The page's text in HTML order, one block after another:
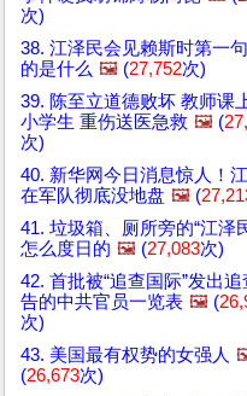
次)
38. 江泽民会见赖斯时第一
的是什么 🖼️ (27,752次)
39. 陈至立道德败坏 教师课
小学生 重伤送医急救 🖼️ (
次)
40. 新华网今日消息惊人！
在军队彻底没地盘 🖼️ (
41. 垃圾箱、厕所旁的“江泽
怎么度日的 🖼️ (27,083次)
42. 首批被“追查国际”发出追
告的中共官员一览表 🖼️ (
次)
43. 美国最有权势的女强人
(26,673次)